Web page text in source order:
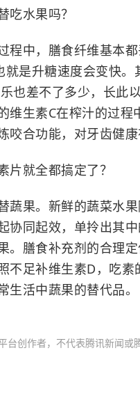
吃水果吗？
程中，膳食纤维基本
就是升糖速度会变快
也差不了多少，长此
维生素C在榨汁的过
咬合功能，对牙齿健康
片就全都搞定了？
蔬果。新鲜的蔬菜水
协同起效，单拎出其
。膳食补充剂的合理
不足补维生素D，吃素
生活中蔬果的替代品。
台创作者，不代表腾讯新闻或